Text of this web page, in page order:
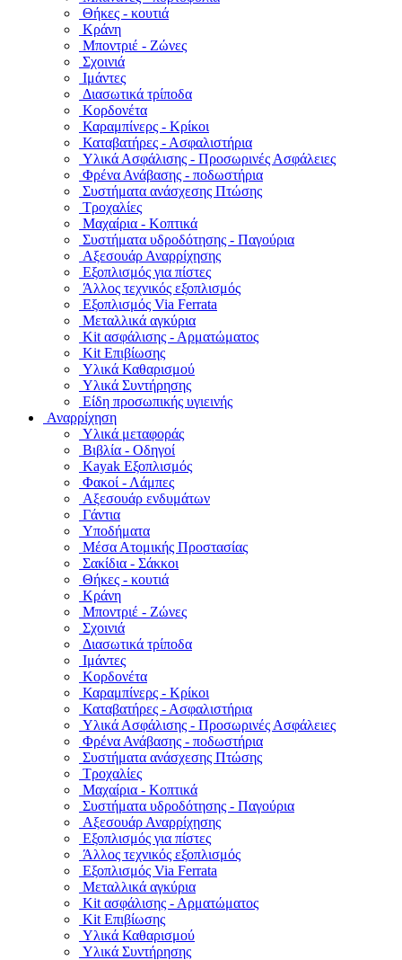
Θήκες - κουτιά
Κράνη
Μποντριέ - Ζώνες
Σχοινιά
Ιμάντες
Διασωτικά τρίποδα
Κορδονέτα
Καραμπίνερς - Κρίκοι
Καταβατήρες - Ασφαλιστήρια
Υλικά Ασφάλισης - Προσωρινές Ασφάλειες
Φρένα Ανάβασης - ποδωστήρια
Συστήματα ανάσχεσης Πτώσης
Τροχαλίες
Μαχαίρια - Κοπτικά
Συστήματα υδροδότησης - Παγούρια
Αξεσουάρ Αναρρίχησης
Εξοπλισμός για πίστες
Άλλος τεχνικός εξοπλισμός
Εξοπλισμός Via Ferrata
Μεταλλικά αγκύρια
Kit ασφάλισης - Αρματώματος
Kit Επιβίωσης
Υλικά Καθαρισμού
Υλικά Συντήρησης
Είδη προσωπικής υγιεινής
Αναρρίχηση
Υλικά μεταφοράς
Βιβλία - Οδηγοί
Kayak Εξοπλισμός
Φακοί - Λάμπες
Αξεσουάρ ενδυμάτων
Γάντια
Υποδήματα
Μέσα Ατομικής Προστασίας
Σακίδια - Σάκκοι
Θήκες - κουτιά
Κράνη
Μποντριέ - Ζώνες
Σχοινιά
Διασωτικά τρίποδα
Ιμάντες
Κορδονέτα
Καραμπίνερς - Κρίκοι
Καταβατήρες - Ασφαλιστήρια
Υλικά Ασφάλισης - Προσωρινές Ασφάλειες
Φρένα Ανάβασης - ποδωστήρια
Συστήματα ανάσχεσης Πτώσης
Τροχαλίες
Μαχαίρια - Κοπτικά
Συστήματα υδροδότησης - Παγούρια
Αξεσουάρ Αναρρίχησης
Εξοπλισμός για πίστες
Άλλος τεχνικός εξοπλισμός
Εξοπλισμός Via Ferrata
Μεταλλικά αγκύρια
Kit ασφάλισης - Αρματώματος
Kit Επιβίωσης
Υλικά Καθαρισμού
Υλικά Συντήρησης